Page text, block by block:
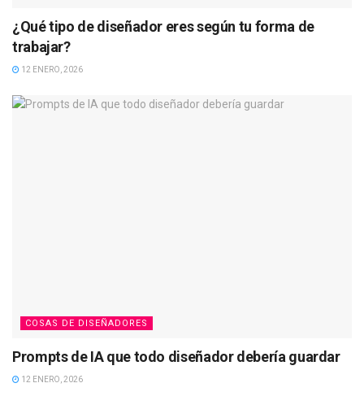
¿Qué tipo de diseñador eres según tu forma de
trabajar?
12 ENERO, 2026
COSAS DE DISEÑADORES
Prompts de IA que todo diseñador debería guardar
12 ENERO, 2026